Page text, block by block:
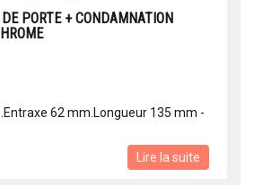
PORTE + CONDAMNATION
62 mm.Longueur 135 mm -
Lire la suite